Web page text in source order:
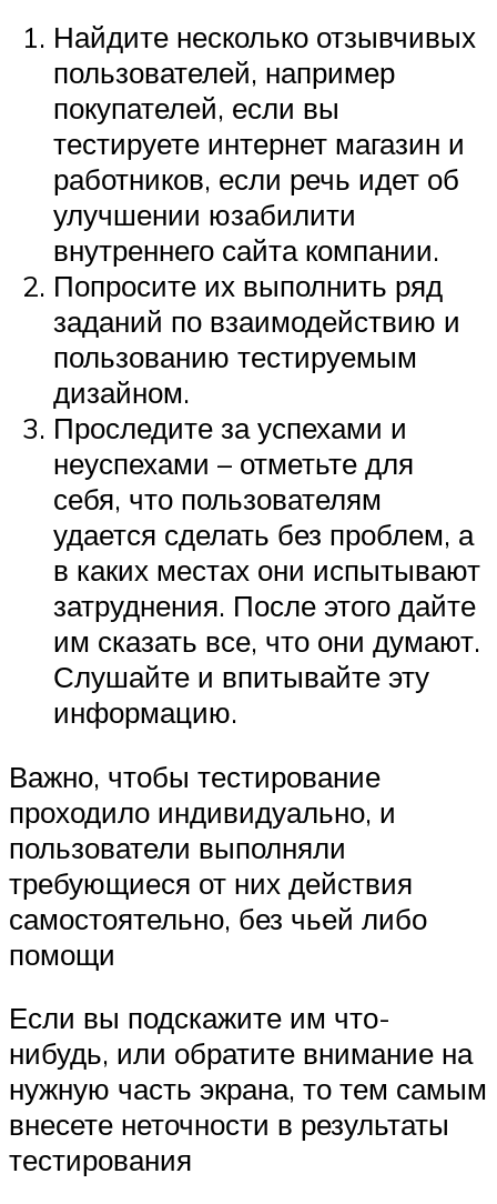
Найдите несколько отзывчивых
пользователей, например
покупателей, если вы
тестируете интернет магазин и
работников, если речь идет об
улучшении юзабилити
внутреннего сайта компании.
Попросите их выполнить ряд
заданий по взаимодействию и
пользованию тестируемым
дизайном.
Проследите за успехами и
неуспехами – отметьте для
себя, что пользователям
удается сделать без проблем, а
в каких местах они испытывают
затруднения. После этого дайте
им сказать все, что они думают.
Слушайте и впитывайте эту
информацию.
Важно, чтобы тестирование
проходило индивидуально, и
пользователи выполняли
требующиеся от них действия
самостоятельно, без чьей либо
помощи
Если вы подскажите им что-
нибудь, или обратите внимание на
нужную часть экрана, то тем самым
внесете неточности в результаты
тестирования